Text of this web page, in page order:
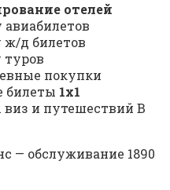
отелей
авиабилетов
ж/д билетов
туров
покупки
билеты 1х1
и путешествий В
— обслуживание 1890